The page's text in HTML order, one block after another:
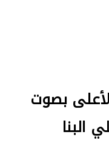
بصوت
البنا